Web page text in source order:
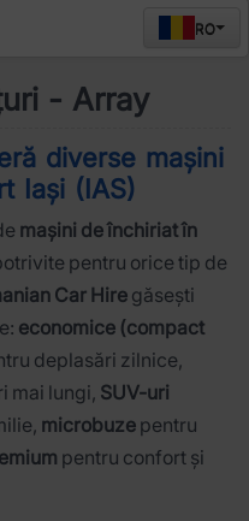
RO
- Array
diverse mașini
Iași (IAS)
mașini de închiriat în
pentru orice tip de
Car Hire găsești
economice (compact
deplasări zilnice,
mai lungi, SUV-uri
microbuze pentru
pentru confort și